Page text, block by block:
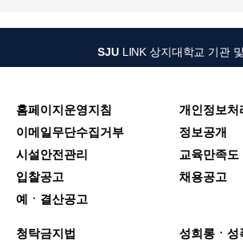
SJU LINK 상지대학교 기관
홈페이지운영지침
개인정보처
이메일무단수집거부
정보공개
시설안전관리
교육만족도
입찰공고
채용공고
예ㆍ결산공고
청탁금지법
성희롱ㆍ성